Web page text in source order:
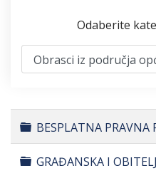
Odaberite
Folder
BESPLATNA PRAVNA
Folder
GRAĐANSKA I